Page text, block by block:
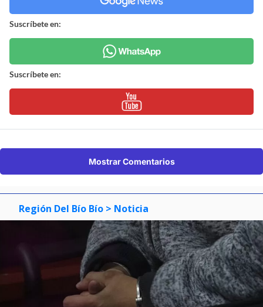
Suscríbete en:
Suscríbete en:
Mostrar Comentarios
Región Del Bío Bío > Noticia